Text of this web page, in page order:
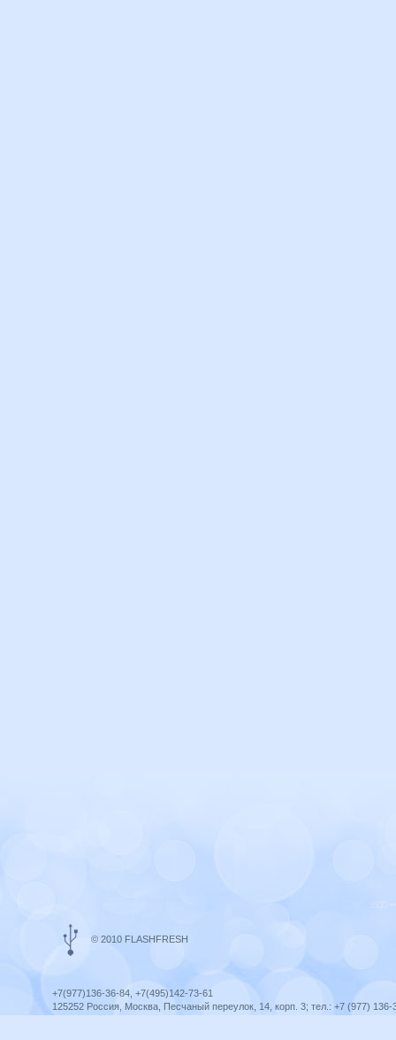
© 2010 FLASHFRESH
+7(977)136-36-84, +7(495)142-73-61
125252 Россия, Москва, Песчаный переулок, 14, корп. 3; тел.: +7 (977) 136-